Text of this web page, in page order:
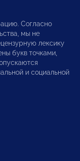
Согласно
мы не
лексику
букв точками,
и социальной